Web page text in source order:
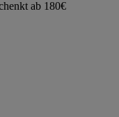
ab 180€